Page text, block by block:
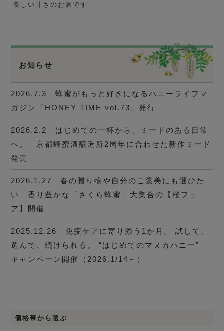
優しい甘さのお酒です
お知らせ
2026.7.3 蜂蜜がもっと好きになるハニーライフマ
ガジン「HONEY TIME vol.73」発行
2026.2.2 はじめての一杯から、ミードのある日常
へ。 京都蜂蜜酒醸造所2周年に合わせた新作ミード
発売
2026.1.27 春の贈り物や自分のご褒美にも選びた
い 香り豊かな「さくら蜂蜜」大集合の【桜フェ
ア】開催
2025.12.26 免疫ケアに寄り添う1か月。 試して、
選んで、続けられる。 “はじめてのマヌカハニー”
キャンペーン開催（2026.1/14～）
価格帯から選ぶ